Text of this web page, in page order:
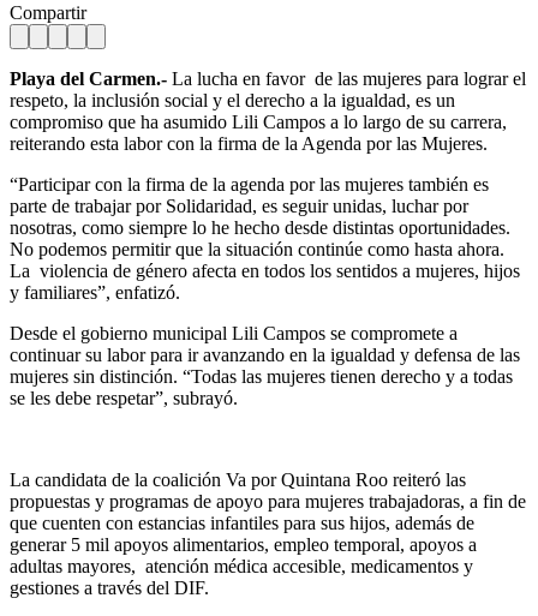
Compartir
Playa del Carmen.- La lucha en favor de las mujeres para lograr el
respeto, la inclusión social y el derecho a la igualdad, es un
compromiso que ha asumido Lili Campos a lo largo de su carrera,
reiterando esta labor con la firma de la Agenda por las Mujeres.
“Participar con la firma de la agenda por las mujeres también es
parte de trabajar por Solidaridad, es seguir unidas, luchar por
nosotras, como siempre lo he hecho desde distintas oportunidades.
No podemos permitir que la situación continúe como hasta ahora.
La violencia de género afecta en todos los sentidos a mujeres, hijos
y familiares”, enfatizó.
Desde el gobierno municipal Lili Campos se compromete a
continuar su labor para ir avanzando en la igualdad y defensa de las
mujeres sin distinción. “Todas las mujeres tienen derecho y a todas
se les debe respetar”, subrayó.
La candidata de la coalición Va por Quintana Roo reiteró las
propuestas y programas de apoyo para mujeres trabajadoras, a fin de
que cuenten con estancias infantiles para sus hijos, además de
generar 5 mil apoyos alimentarios, empleo temporal, apoyos a
adultas mayores, atención médica accesible, medicamentos y
gestiones a través del DIF.